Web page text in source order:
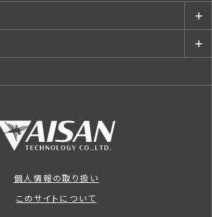
個人情報の取り扱い
このサイトについて